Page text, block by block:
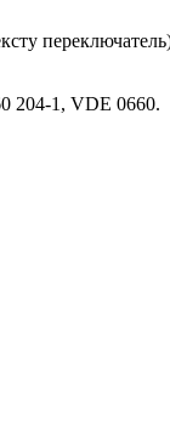
204-1, VDE 0660.